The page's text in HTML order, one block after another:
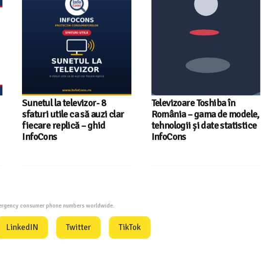
Sunetul la televizor- 8
sfaturi utile ca să auzi clar
fiecare replică – ghid
InfoCons
Televizoare Toshiba în
România – gama de modele,
tehnologii și date statistice
InfoCons
consumer phone numbers worldwide.
LinkedIN Twitter TikTok